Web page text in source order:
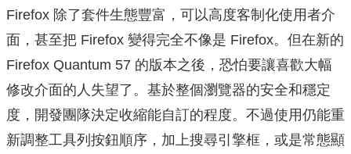
Firefox 除了套件生態豐富，可以高度客制化使用者介
面，甚至把 Firefox 變得完全不像是 Firefox。但在新的
Firefox Quantum 57 的版本之後，恐怕要讓喜歡大幅
修改介面的人失望了。基於整個瀏覽器的安全和穩定
度，開發團隊決定收縮能自訂的程度。不過使用仍能重
新調整工具列按鈕順序，加上搜尋引擎框，或是常態顯